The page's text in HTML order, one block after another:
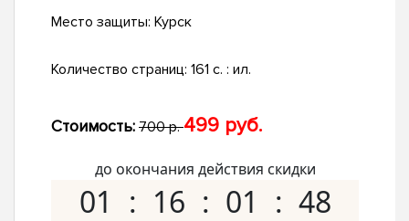
Место защиты: Курск
Количество страниц: 161 с. : ил.
Стоимость: 700 р.499 руб.
до окончания действия скидки
01 16 01 47